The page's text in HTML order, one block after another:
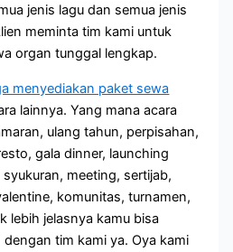
jenis lagu dan semua jenis
meminta tim kami untuk
organ tunggal lengkap.
menyediakan paket sewa
lainnya. Yang mana acara
ulang tahun, perpisahan,
gala dinner, launching
meeting, sertijab,
komunitas, turnamen,
lebih jelasnya kamu bisa
tim kami ya. Oya kami